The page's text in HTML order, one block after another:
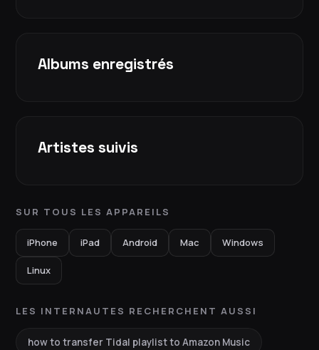
Albums enregistrés
Artistes suivis
SUR TOUS LES APPAREILS
iPhone iPad Android Mac Windows
Linux
LES INTERNAUTES RECHERCHENT AUSSI
how to transfer Tidal playlist to Amazon Music